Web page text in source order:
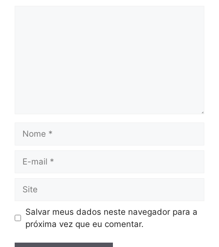
Salvar meus dados neste navegador para a
próxima vez que eu comentar.